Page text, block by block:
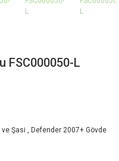
FSC000050-L
Şasi ,Defender 2007+ Gövde